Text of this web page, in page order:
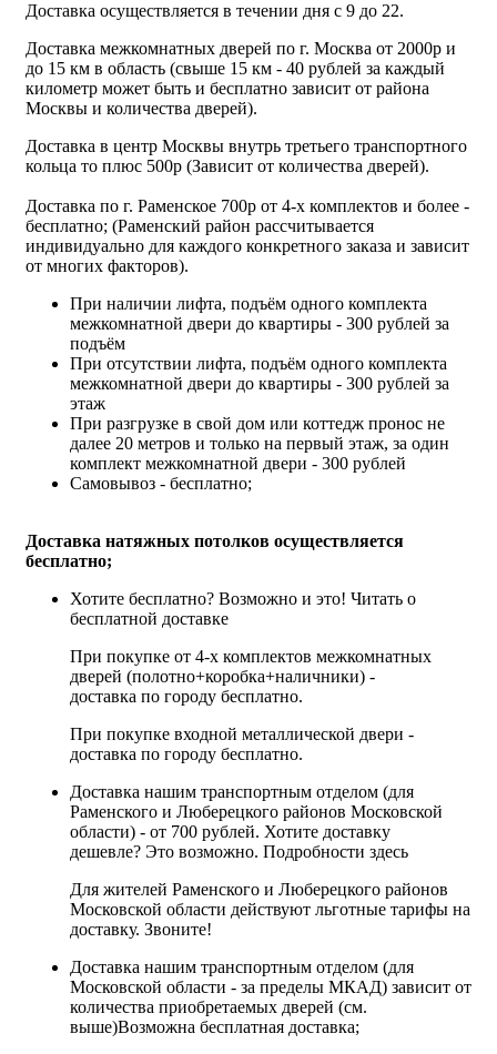
Доставка осуществляется в течении дня с 9 до 22.
Доставка межкомнатных дверей по г. Москва от 2000р и
до 15 км в область (свыше 15 км - 40 рублей за каждый
километр может быть и бесплатно зависит от района
Москвы и количества дверей).
Доставка в центр Москвы внутрь третьего транспортного
кольца то плюс 500р (Зависит от количества дверей).
Доставка по г. Раменское 700р от 4-х комплектов и более -
бесплатно; (Раменский район рассчитывается
индивидуально для каждого конкретного заказа и зависит
от многих факторов).
При наличии лифта, подъём одного комплекта
межкомнатной двери до квартиры - 300 рублей за
подъём
При отсутствии лифта, подъём одного комплекта
межкомнатной двери до квартиры - 300 рублей за
этаж
При разгрузке в свой дом или коттедж пронос не
далее 20 метров и только на первый этаж, за один
комплект межкомнатной двери - 300 рублей
Самовывоз - бесплатно;
Доставка натяжных потолков осуществляется
бесплатно;
Хотите бесплатно? Возможно и это! Читать о
бесплатной доставке
При покупке от 4-х комплектов межкомнатных
дверей (полотно+коробка+наличники) -
доставка по городу бесплатно.
При покупке входной металлической двери -
доставка по городу бесплатно.
Доставка нашим транспортным отделом (для
Раменского и Люберецкого районов Московской
области) - от 700 рублей. Хотите доставку
дешевле? Это возможно. Подробности здесь
Для жителей Раменского и Люберецкого районов
Московской области действуют льготные тарифы на
доставку. Звоните!
Доставка нашим транспортным отделом (для
Московской области - за пределы МКАД) зависит от
количества приобретаемых дверей (см.
выше)Возможна бесплатная доставка;